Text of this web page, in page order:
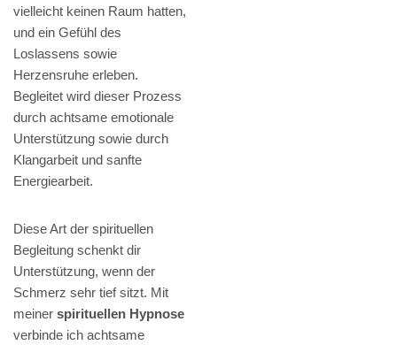
vielleicht keinen Raum hatten,
und ein Gefühl des
Loslassens sowie
Herzensruhe erleben.
Begleitet wird dieser Prozess
durch achtsame emotionale
Unterstützung sowie durch
Klangarbeit und sanfte
Energiearbeit.
Diese Art der spirituellen
Begleitung schenkt dir
Unterstützung, wenn der
Schmerz sehr tief sitzt. Mit
meiner spirituellen Hypnose
verbinde ich achtsame